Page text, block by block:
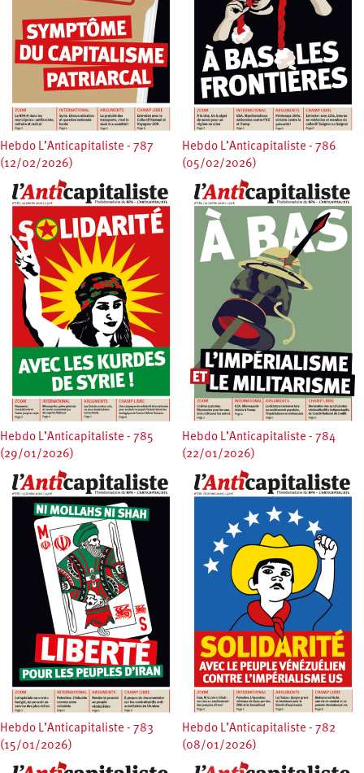
Hebdo L’Anticapitaliste - 787
(12/02/2026)
Hebdo L’Anticapitaliste - 786
(05/02/2026)
Hebdo L’Anticapitaliste - 785
(29/01/2026)
Hebdo L’Anticapitaliste - 784
(22/01/2026)
Hebdo L’Anticapitaliste - 783
(15/01/2026)
Hebdo L’Anticapitaliste - 782
(08/01/2026)